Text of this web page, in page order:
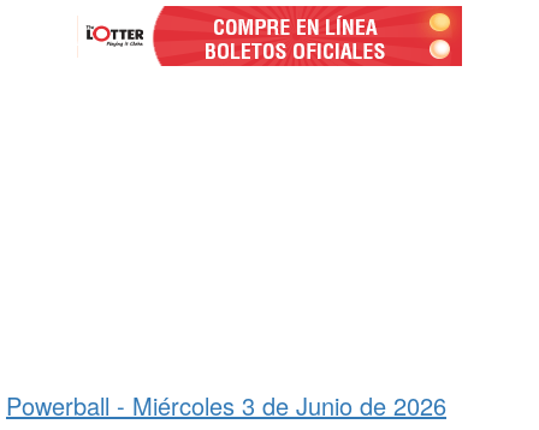
Powerball - Miércoles 3 de Junio de 2026